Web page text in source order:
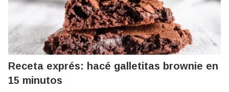
Receta exprés: hacé galletitas brownie en
15 minutos